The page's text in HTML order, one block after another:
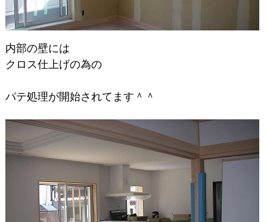
内部の壁には
クロス仕上げの為の
パテ処理が開始されてます＾＾